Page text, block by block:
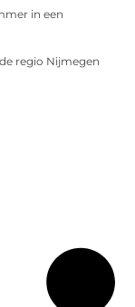
in een
regio Nijmegen